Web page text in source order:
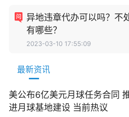
异地违章代办可以吗？不
有哪些？
2023-03-10 17:55:09
最新资讯
美公布6亿美元月球任务合同
进月球基地建设 当前热议